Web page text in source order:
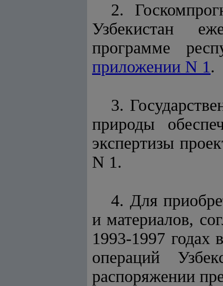
2.
Узбекистан
программе
приложении N 1.
3.
природы
экспертизы
N 1.
4. Для
и материалов,
1993-1997
операций
распоряжении